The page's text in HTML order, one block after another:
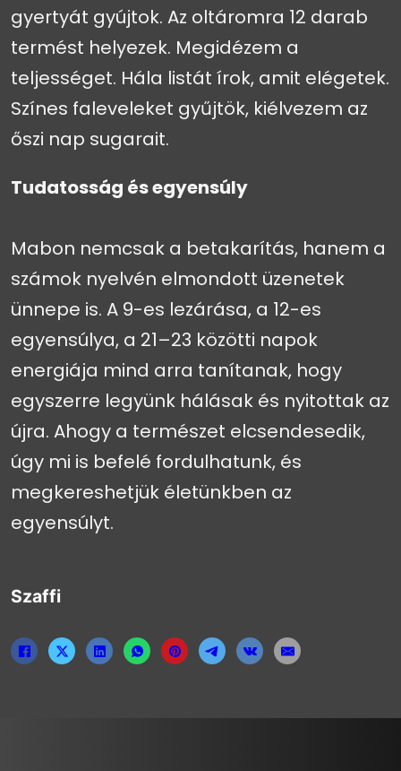
gyertyát gyújtok. Az oltáromra 12 darab
termést helyezek. Megidézem a
teljességet. Hála listát írok, amit elégetek.
Színes faleveleket gyűjtök, kiélvezem az
őszi nap sugarait.
Tudatosság és egyensúly
Mabon nemcsak a betakarítás, hanem a
számok nyelvén elmondott üzenetek
ünnepe is. A 9-es lezárása, a 12-es
egyensúlya, a 21–23 közötti napok
energiája mind arra tanítanak, hogy
egyszerre legyünk hálásak és nyitottak az
újra. Ahogy a természet elcsendesedik,
úgy mi is befelé fordulhatunk, és
megkereshetjük életünkben az
egyensúlyt.
Szaffi